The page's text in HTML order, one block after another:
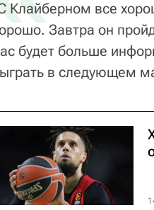
Клайберном все
Завтра он
будет больше
в следующем